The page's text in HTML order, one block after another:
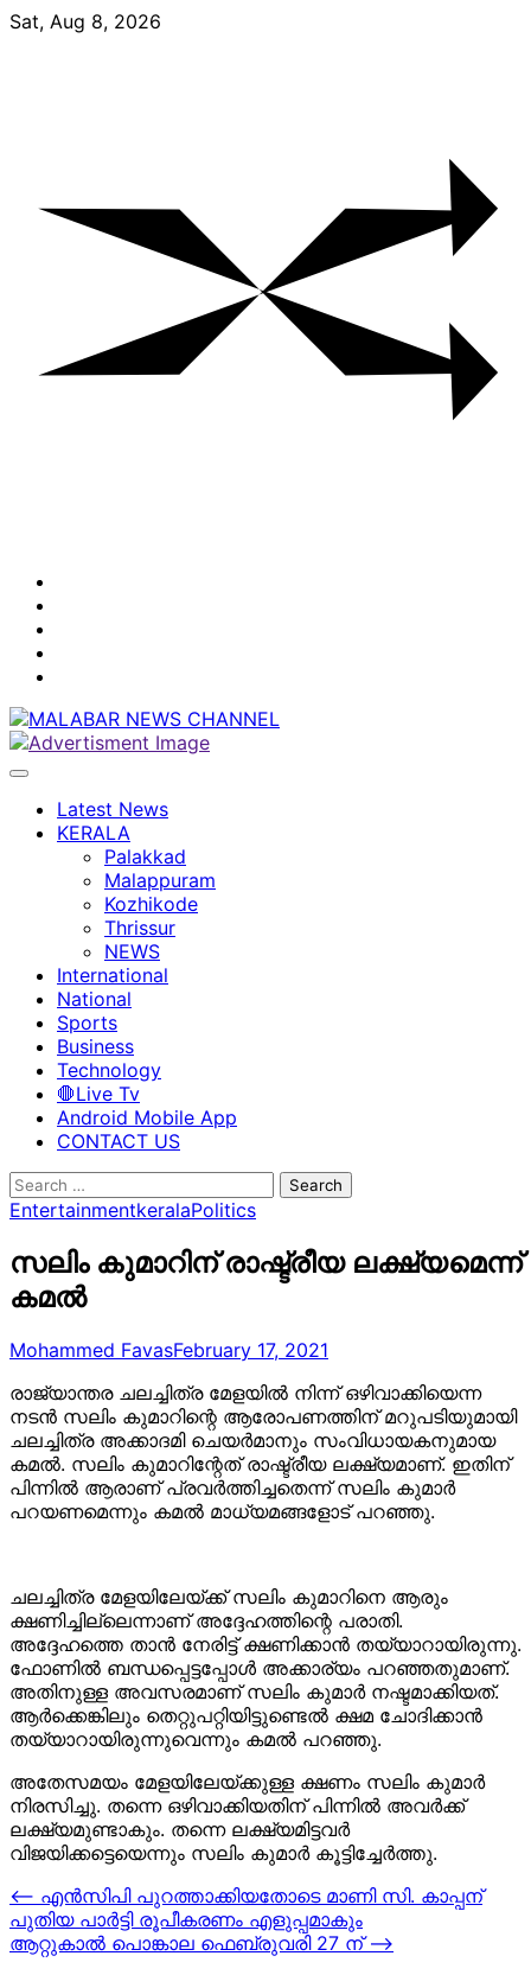
Skip
Sat, Aug 8, 2026
Latest News
KERALA
Palakkad
Malappuram
Kozhikode
Thrissur
NEWS
International
National
Sports
Business
Technology
🛑Live Tv
Android Mobile App
CONTACT US
Search
for:
EntertainmentkeralaPolitics
സലിം കുമാറിന് രാഷ്ട്രീയ ലക്ഷ്യമെന്ന്
കമൽ
Mohammed FavasFebruary 17, 2021
രാജ്യാന്തര ചലച്ചിത്ര മേളയിൽ നിന്ന് ഒഴിവാക്കിയെന്ന
നടൻ സലിം കുമാറിന്റെ ആരോപണത്തിന് മറുപടിയുമായി
ചലച്ചിത്ര അക്കാദമി ചെയർമാനും സംവിധായകനുമായ
കമൽ. സലിം കുമാറിന്റേത് രാഷ്ട്രീയ ലക്ഷ്യമാണ്. ഇതിന്
പിന്നിൽ ആരാണ് പ്രവർത്തിച്ചതെന്ന് സലിം കുമാർ
പറയണമെന്നും കമൽ മാധ്യമങ്ങളോട് പറഞ്ഞു.
ചലച്ചിത്ര മേളയിലേയ്ക്ക് സലിം കുമാറിനെ ആരും
ക്ഷണിച്ചില്ലെന്നാണ് അദ്ദേഹത്തിന്റെ പരാതി.
അദ്ദേഹത്തെ താൻ നേരിട്ട് ക്ഷണിക്കാൻ തയ്യാറായിരുന്നു.
ഫോണിൽ ബന്ധപ്പെട്ടപ്പോൾ അക്കാര്യം പറഞ്ഞതുമാണ്.
അതിനുള്ള അവസരമാണ് സലിം കുമാർ നഷ്ടമാക്കിയത്.
ആർക്കെങ്കിലും തെറ്റുപറ്റിയിട്ടുണ്ടെൽ ക്ഷമ ചോദിക്കാൻ
തയ്യാറായിരുന്നുവെന്നും കമൽ പറഞ്ഞു.
അതേസമയം മേളയിലേയ്ക്കുള്ള ക്ഷണം സലിം കുമാർ
നിരസിച്ചു. തന്നെ ഒഴിവാക്കിയതിന് പിന്നിൽ അവർക്ക്
ലക്ഷ്യമുണ്ടാകും. തന്നെ ലക്ഷ്യമിട്ടവർ
വിജയിക്കട്ടെയെന്നും സലിം കുമാർ കൂട്ടിച്ചേർത്തു.
Post
navigation
⟵ എന്‍സിപി പുറത്താക്കിയതോടെ മാണി സി. കാപ്പന്
പുതിയ പാര്‍ട്ടി രൂപീകരണം എളുപ്പമാകും
ആറ്റുകാല്‍ പൊങ്കാല ഫെബ്രുവരി 27 ന് ⟶